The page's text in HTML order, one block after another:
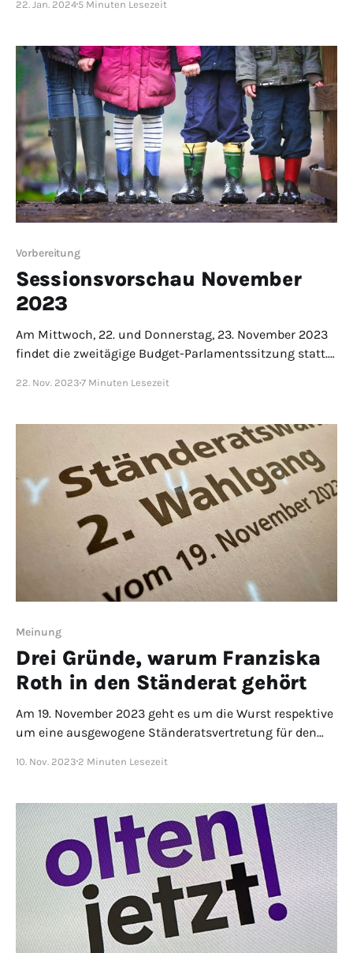
dem Projekt seien noch zu viele Fragen offen. Fragen,
22. Jan. 2024 5 Minuten Lesezeit
Vorbereitung
Sessionsvorschau November
2023
Am Mittwoch, 22. und Donnerstag, 23. November 2023
findet die zweitägige Budget-Parlamentssitzung statt.
22. Nov. 2023 7 Minuten Lesezeit
Meinung
Drei Gründe, warum Franziska
Roth in den Ständerat gehört
Am 19. November 2023 geht es um die Wurst respektive
um eine ausgewogene Ständeratsvertretung für den
10. Nov. 2023 2 Minuten Lesezeit